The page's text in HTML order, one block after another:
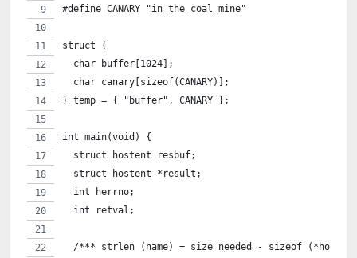
#define CANARY "in_the_coal_mine"
struct {
  char buffer[1024];
  char canary[sizeof(CANARY)];
} temp = { "buffer", CANARY };
int main(void) {
  struct hostent resbuf;
  struct hostent *result;
  int herrno;
  int retval;
/*** strlen (name) = size_needed - sizeof